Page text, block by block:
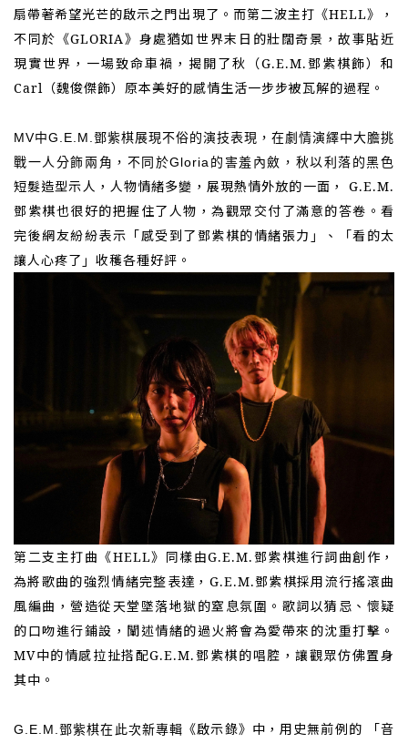
扇帶著希望光芒的啟示之門出現了。而第二波主打《HELL》，
不同於 《GLORIA》身處猶如世界末日的壯闊奇景，故事貼近
現實世界 ， 一場致命車禍，揭開了秋（G.E.M.鄧紫棋飾）和
Carl（魏俊傑飾）原本美好的感情生活一步步被瓦解的過程。
MV中G.E.M.鄧紫棋展現不俗的演技表現，在劇情演繹中大膽挑
戰一人分飾兩角，不同於Gloria的害羞內斂，秋以利落的黑色
短髮造型示人，人物情緒多變，展現熱情外放的一面，
G.E.M.
鄧紫棋也很好的把握住了人物，為觀眾交付了滿意的答卷。看
完後網友紛紛表示 「感受到了鄧紫棋的情緒張力 」、「 看的太
讓人心疼了 」 收穫各種好評。
第二支主打曲《HELL》同樣由G.E.M.鄧紫棋進行詞曲創作，
為將歌曲的強烈情緒完整表達，G.E.M.鄧紫棋採用流行搖滾曲
風編曲，營造從天堂墜落地獄的窒息氛圍。歌詞以猜忌、懷疑
的口吻進行鋪設，闡述情緒的過火將會為愛帶來的沈重打擊。
MV中的情感拉扯搭配G.E.M.鄧紫棋的唱腔，讓觀眾仿佛置身
其中。
G.E.M.鄧紫棋在此次新專輯 《啟示錄》中，用 史無前例的 「音